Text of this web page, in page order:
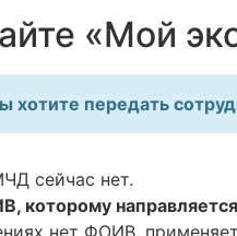
«Мой
хотите передать
сейчас нет.
нет ФОИВ,